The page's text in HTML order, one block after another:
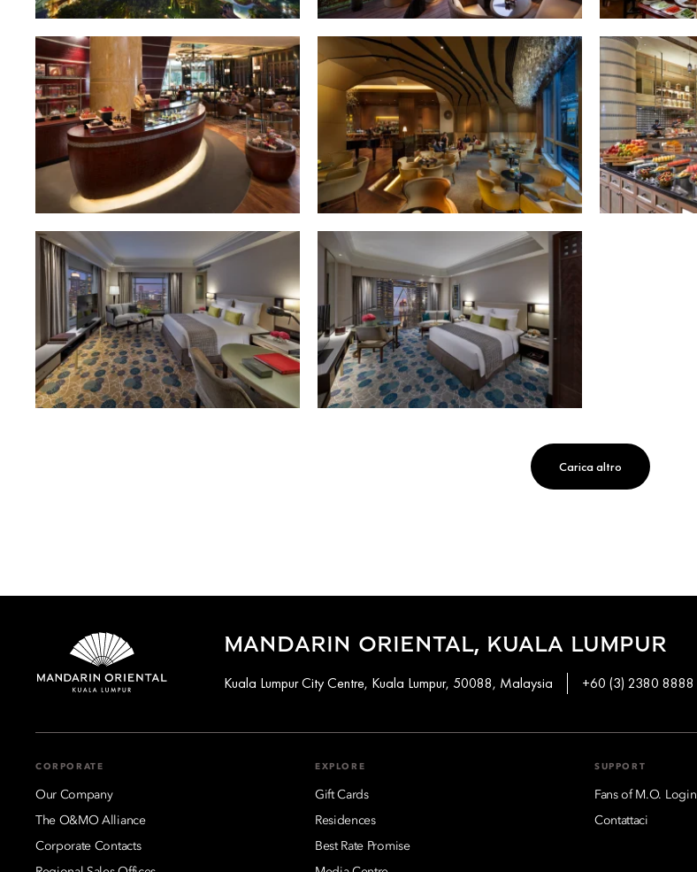
Carica altro
MANDARIN ORIENTAL, KUALA LUMPUR
Kuala Lumpur City Centre, Kuala Lumpur, 50088, Malaysia +60 (3) 2380 8888
CORPORATE
Our Company
The O&MO Alliance
Corporate Contacts
EXPLORE
Gift Cards
Residences
Best Rate Promise
SUPPORT
Fans of M.O. Login
Contattaci